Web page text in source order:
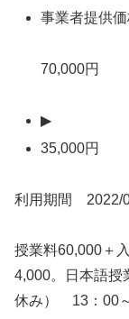
事業者提供価
70,000円
▶
35,000円
利用期間 2022/
授業料60,000＋
4,000。日本語
休み） 13：00